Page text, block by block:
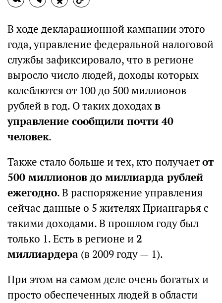
В ходе декларационной кампании этого
года, управление федеральной налоговой
службы зафиксировало, что в регионе
выросло число людей, доходы которых
колеблются от 100 до 500 миллионов
рублей в год. О таких доходахв
управление сообщили почти 40
человек.
Также стало больше и тех, кто получаетот
500 миллионов до миллиарда рублей
ежегодно. В распоряжение управления
сейчас данные о 5 жителях Приангарья с
такими доходами. В прошлом году был
только 1. Есть в регионе и 2
миллиардера (в 2009 году — 1).
При этом на самом деле очень богатых и
просто обеспеченных людей в области